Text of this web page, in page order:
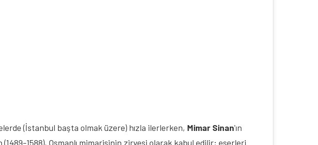
(İstanbul başta olmak üzere) hızla ilerlerken, Mimar Sinan'ın
1588), Osmanlı mimarisinin zirvesi olarak kabul edilir; eserleri